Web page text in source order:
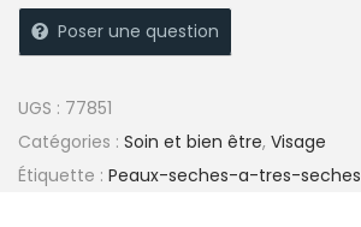
Poser une question
UGS : 77851
Catégories : Soin et bien être, Visage
Étiquette : Peaux-seches-a-tres-seches